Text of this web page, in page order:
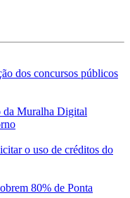
dos concursos públicos
da Muralha Digital
o uso de créditos do
80% de Ponta